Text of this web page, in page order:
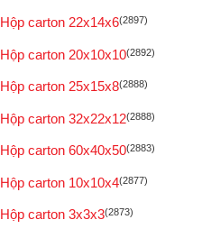
Hộp carton 22x14x6(2897)
Hộp carton 20x10x10(2892)
Hộp carton 25x15x8(2888)
Hộp carton 32x22x12(2888)
Hộp carton 60x40x50(2883)
Hộp carton 10x10x4(2877)
Hộp carton 3x3x3(2873)